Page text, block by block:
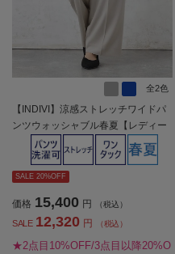
全2色
【INDIVI】涼感ストレッチワイドパ
ンツウォッシャブル春夏【レディー
SALE 20%OFF
価格 15,400 円 （税込）
SALE 12,320 円 （税込）
★2点目10%OFF/3点目以降20%O